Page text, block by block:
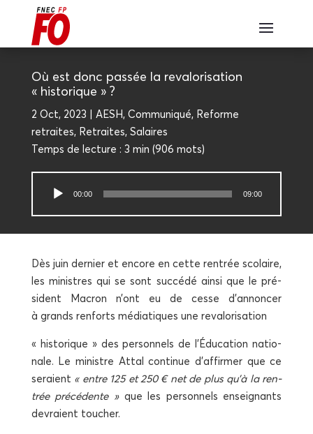
Où est donc pas­sée la reva­lo­ri­sa­tion
« historique » ?
2 Oct, 2023 AESH, Com­mu­ni­qué, Reforme
retraites, Retraites, Salaires
Temps de lec­ture : 3 min (906 mots)
Lecteur 00:00 09:00
Dès juin der­nier et encore en cette ren­trée sco­laire,
les ministres qui se sont suc­cé­dé ain­si que le pré­
sident Macron n’ont eu de cesse d’annoncer
à grands ren­forts média­tiques une revalorisation
« his­to­rique » des per­son­nels de l’Éducation natio­
nale. Le ministre Attal conti­nue d’affirmer que ce
seraient « entre 125 et 250 € net de plus qu’à la ren­
trée pré­cé­dente » que les per­son­nels ensei­gnants
devraient toucher.